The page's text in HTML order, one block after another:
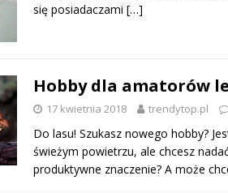
się posiadaczami […]
Hobby dla amatorów
17 kwietnia 2018 trendytop.pl
Do lasu! Szukasz nowego hobby?
świeżym powietrzu, ale chcesz
produktywne znaczenie? A może